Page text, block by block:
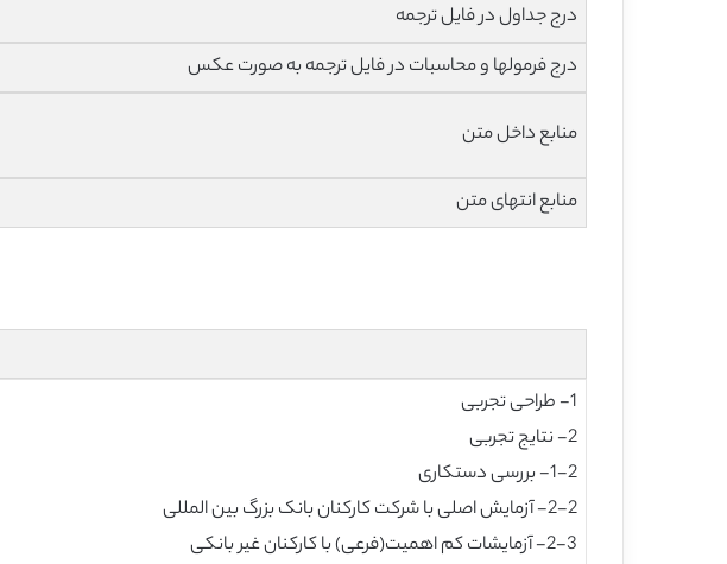
درج جداول در فایل ترجمه
درج فرمولها و محاسبات در فایل ترجمه به صورت عکس
منابع داخل متن
منابع انتهای متن
1- طراحی تجربی
2- نتایج تجربی
1-2- بررسی دستکاری
2-2- آزمایش اصلی با شرکت کارکنان بانک بزرگ بین المللی
2-3- آزمایشات کم اهمیت(فرعی) با کارکنان غیر بانکی